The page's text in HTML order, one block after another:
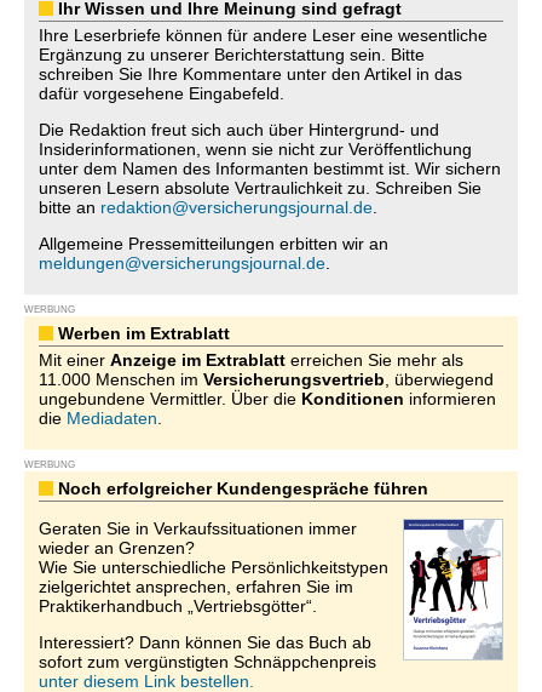
Ihr Wissen und Ihre Meinung sind gefragt
Ihre Leserbriefe können für andere Leser eine wesentliche
Ergänzung zu unserer Berichterstattung sein. Bitte
schreiben Sie Ihre Kommentare unter den Artikel in das
dafür vorgesehene Eingabefeld.
Die Redaktion freut sich auch über Hintergrund- und
Insiderinformationen, wenn sie nicht zur Veröffentlichung
unter dem Namen des Informanten bestimmt ist. Wir sichern
unseren Lesern absolute Vertraulichkeit zu. Schreiben Sie
bitte an redaktion@versicherungsjournal.de
Allgemeine Pressemitteilungen erbitten wir an
meldungen@versicherungsjournal.de
WERBUNG
Werben im Extrablatt
Mit einer Anzeige im Extrablatt erreichen Sie mehr als
11.000 Menschen im Versicherungsvertrieb , überwiegend
ungebundene Vermittler. Über die Konditionen informieren
die Mediadaten
WERBUNG
Noch erfolgreicher Kundengespräche führen
Geraten Sie in Verkaufssituationen immer
wieder an Grenzen?
Wie Sie unterschiedliche Persönlichkeitstypen
zielgerichtet ansprechen, erfahren Sie im
Praktikerhandbuch „Vertriebsgötter“.
Interessiert? Dann können Sie das Buch ab
sofort zum vergünstigten Schnäppchenpreis
unter diesem Link bestellen.